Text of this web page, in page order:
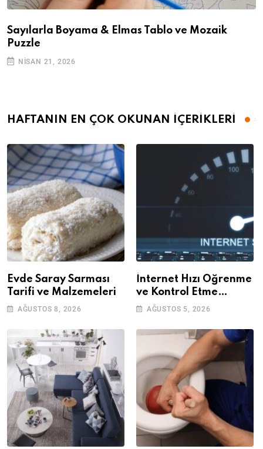
Sayılarla Boyama & Elmas Tablo ve Mozaik
Puzzle
NISAN 21, 2026
HAFTANIN EN ÇOK OKUNAN İÇERİKLERİ
Evde Saray Sarması
Tarifi ve Malzemeleri
AĞUSTOS 8, 2026
İnternet Hızı Öğrenme
ve Kontrol Etme
Yöntemleri
AĞUSTOS 5, 2026